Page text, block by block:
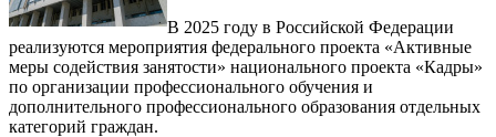
В 2025 году в Российской Федерации
реализуются мероприятия федерального проекта «Активные
меры содействия занятости» национального проекта «Кадры»
по организации профессионального обучения и
дополнительного профессионального образования отдельных
категорий граждан.